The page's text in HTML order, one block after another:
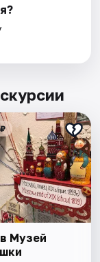
Музей